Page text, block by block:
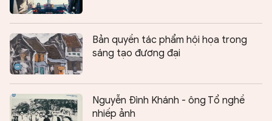
Bản quyền tác phẩm hội họa trong
sáng tạo đương đại
Nguyễn Đình Khánh - ông Tổ nghề
nhiếp ảnh